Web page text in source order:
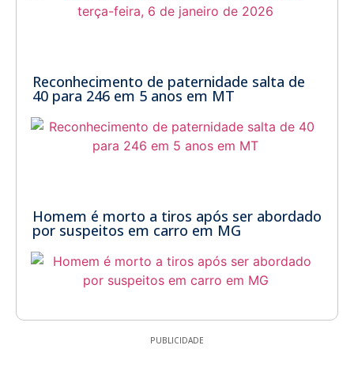
Reconhecimento de paternidade salta de
40 para 246 em 5 anos em MT
Homem é morto a tiros após ser abordado
por suspeitos em carro em MG
PUBLICIDADE